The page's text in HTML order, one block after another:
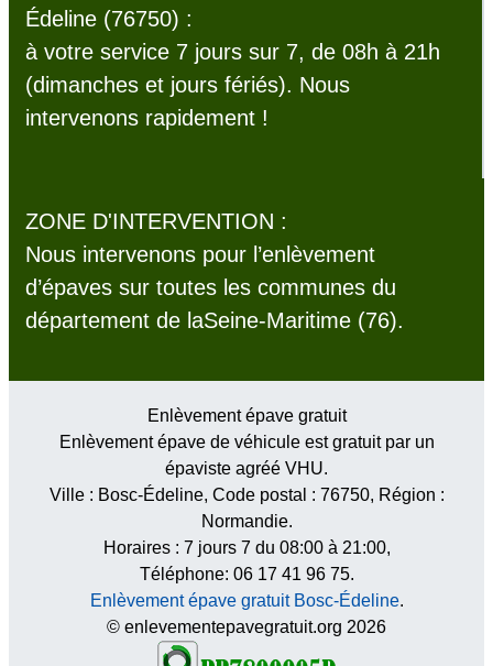
Édeline (76750) :
à votre service 7 jours sur 7, de 08h à 21h
(dimanches et jours fériés). Nous
intervenons rapidement !
ZONE D'INTERVENTION :
Nous intervenons pour l’enlèvement
d’épaves sur toutes les communes du
département de laSeine-Maritime (76).
Enlèvement épave gratuit
Enlèvement épave de véhicule est gratuit par un
épaviste agréé VHU.
Ville : Bosc-Édeline, Code postal : 76750, Région :
Normandie.
Horaires : 7 jours 7 du 08:00 à 21:00,
Téléphone: 06 17 41 96 75.
Enlèvement épave gratuit Bosc-Édeline.
© enlevementepavegratuit.org 2026